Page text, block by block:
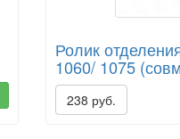
Ролик
1060/ 1075
238 руб.